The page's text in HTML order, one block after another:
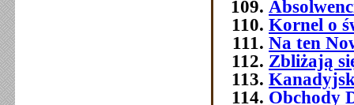
Kornel o
Na ten
Zbliżają
Obchody